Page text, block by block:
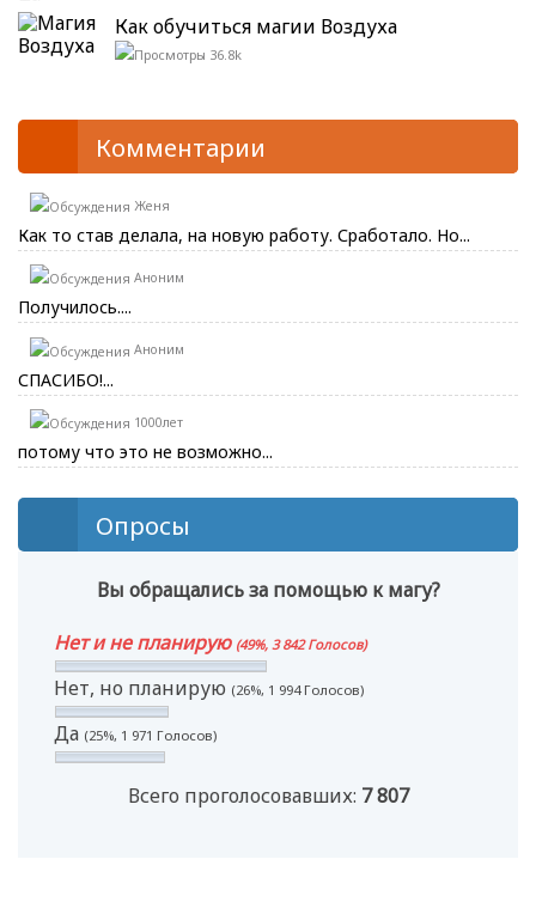
Как обучиться магии Воздуха
36.8k
Комментарии
Женя
Как то став делала, на новую работу. Сработало. Но...
Аноним
Получилось....
Аноним
СПАСИБО!...
1000лет
потому что это не возможно...
Опросы
Вы обращались за помощью к магу?
Нет и не планирую (49%, 3 842 Голосов)
Нет, но планирую (26%, 1 994 Голосов)
Да (25%, 1 971 Голосов)
Всего проголосовавших: 7 807